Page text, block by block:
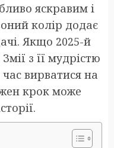
яскравим і
колір додає
Якщо 2025-й
з її мудрістю
вирватися на
крок може